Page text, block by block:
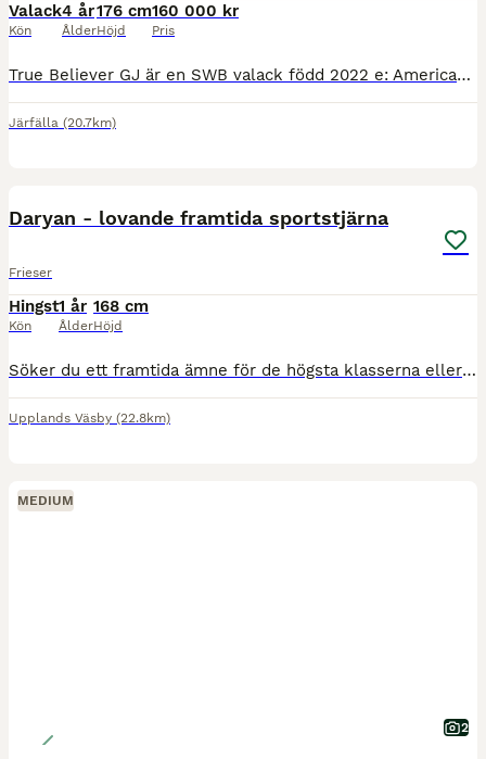
Valack
Kön
4 år
Ålder
176 cm
Höjd
160 000 kr
Pris
True Believer GJ är en SWB valack född 2022 e: Americano GJ - Heslegård's Rubin. Skimmel, ca 175 cm. Gångartsdiplom som 3-åring. Lillebror visades i år och fick gångartsdiplom och klass 1 hoppning. R
Järfälla (20.7km)
Daryan - lovande framtida sportstjärna
Frieser
Hingst
Kön
1 år
Ålder
168 cm
Höjd
Söker du ett framtida ämne för de högsta klasserna eller en potentiell hingstkandidat? Nu finns ett unikt tillfälle för dig som söker en frieserhingst med en härstamning utöver det vanliga. Denna hi
Upplands Väsby (22.8km)
MEDIUM
2